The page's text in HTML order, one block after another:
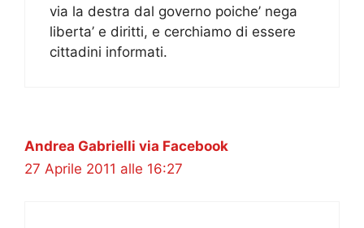
via la destra dal governo poiche’ nega
liberta’ e diritti, e cerchiamo di essere
cittadini informati.
Andrea Gabrielli via Facebook
27 Aprile 2011 alle 16:27